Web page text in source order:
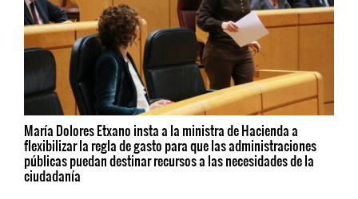
María Dolores Etxano insta a la ministra de Hacienda a
flexibilizar la regla de gasto para que las administraciones
públicas puedan destinar recursos a las necesidades de la
ciudadanía